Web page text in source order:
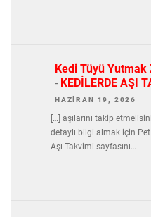
Kedi Tüyü Yutmak
- KEDİLERDE AŞI
HAZIRAN 19, 2026
[…] aşılarını takip
detaylı bilgi almak için
Aşı Takvimi sayfasını…